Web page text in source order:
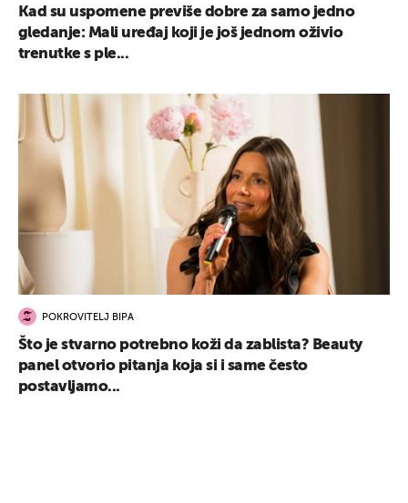
Kad su uspomene previše dobre za samo jedno
gledanje: Mali uređaj koji je još jednom oživio
trenutke s ple...
POKROVITELJ BIPA
Što je stvarno potrebno koži da zablista? Beauty
panel otvorio pitanja koja si i same često
postavljamo...